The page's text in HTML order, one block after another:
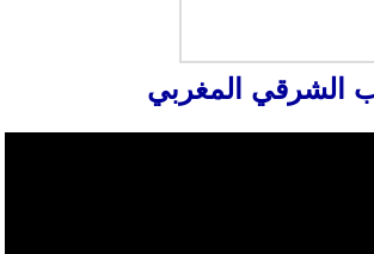
الشرقي المغربي